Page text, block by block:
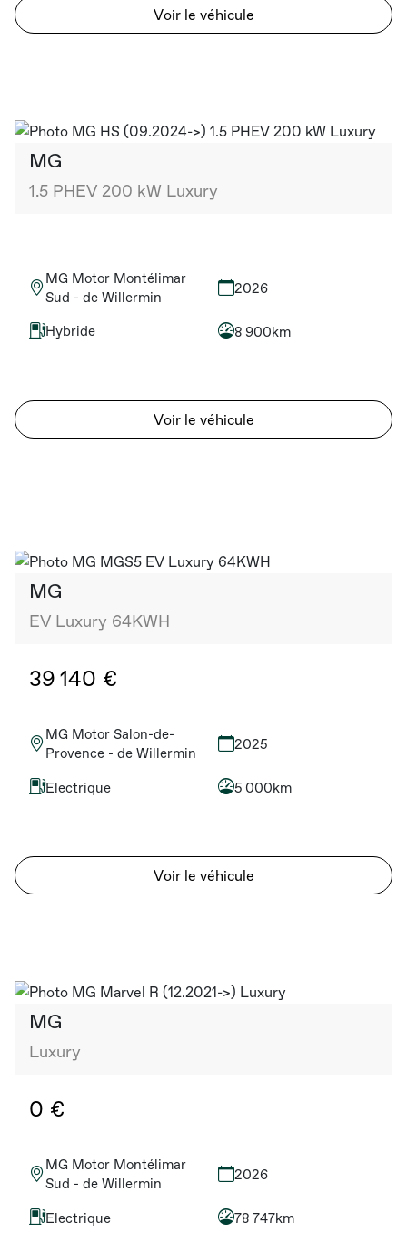
Voir le véhicule
MG
1.5 PHEV 200 kW Luxury
MG Motor Montélimar
Sud - de Willermin
2026
Hybride 8 900km
Voir le véhicule
MG
EV Luxury 64KWH
39 140 €
MG Motor Salon-de-
Provence - de Willermin
2025
Electrique 5 000km
Voir le véhicule
MG
Luxury
0 €
MG Motor Montélimar
Sud - de Willermin
2026
Electrique 78 747km